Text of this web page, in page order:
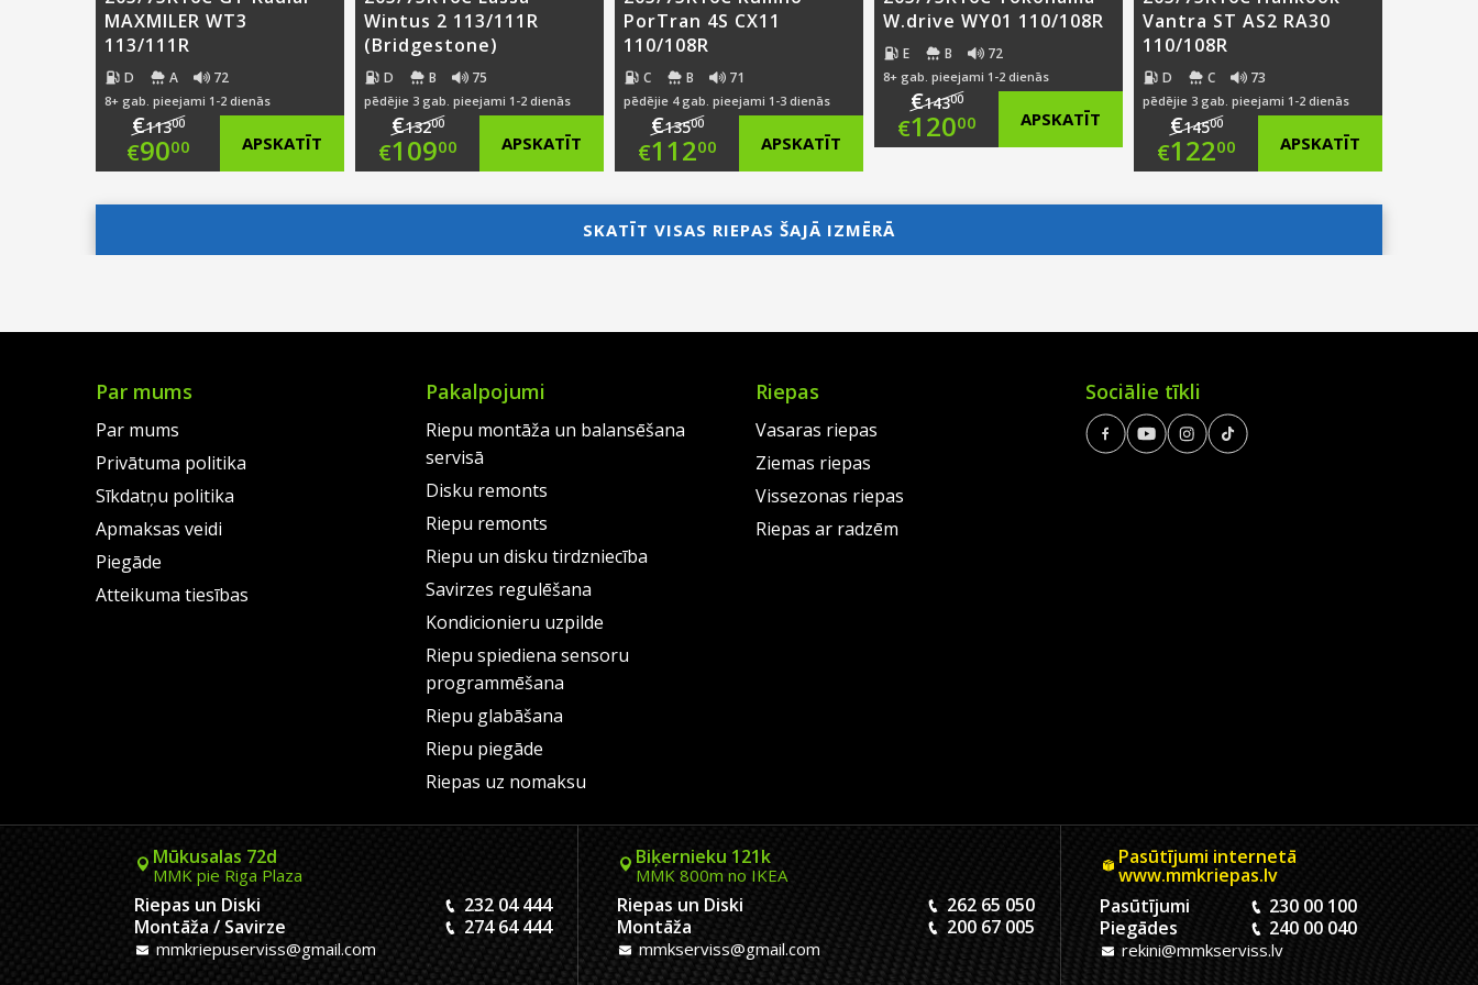
MAXMILER WT3
113/111R
D A 72
8+ gab. pieejami 1-2 dienās
€11300
Original
€9000 APSKATĪT
Wintus 2 113/111R
(Bridgestone)
D B 75
pēdējie 3 gab. pieejami 1-2 dienās
€13200
Original
€10900 APSKATĪT
PorTran 4S CX11
110/108R
C B 71
pēdējie 4 gab. pieejami 1-3 dienās
€13500
Original
was:
€11200
price
APSKATĪT
W.drive WY01 110/108R
E B 72
8+ gab. pieejami 1-2 dienās
€14300
Original
was:
€143.00.
€12000
price
is:
APSKATĪT
Vantra ST AS2 RA30
110/108R
D C 73
pēdējie 3 gab. pieejami 1-2 dienās
€14500
Original
€12200 APSKATĪT
SKATĪT VISAS RIEPAS ŠAJĀ IZMĒRĀ
Par mums
Par mums
Privātuma politika
Sīkdatņu politika
Apmaksas veidi
Piegāde
Atteikuma tiesības
Pakalpojumi
Riepu montāža un balansēšana
servisā
Disku remonts
Riepu remonts
Riepu un disku tirdzniecība
Savirzes regulēšana
Kondicionieru uzpilde
Riepu spiediena sensoru
programmēšana
Riepu glabāšana
Riepu piegāde
Riepas uz nomaksu
Riepas
Vasaras riepas
Ziemas riepas
Vissezonas riepas
Riepas ar radzēm
Sociālie tīkli
Mūkusalas 72d
MMK pie Riga Plaza
Riepas un Diski
232 04 444
Montāža / Savirze
274 64 444
mmkriepuserviss@gmail.com
Biķernieku 121k
MMK 800m no IKEA
Riepas un Diski
262 65 050
Montāža
200 67 005
mmkserviss@gmail.com
Pasūtījumi internetā
www.mmkriepas.lv
Pasūtījumi
230 00 100
Piegādes
240 00 040
rekini@mmkserviss.lv